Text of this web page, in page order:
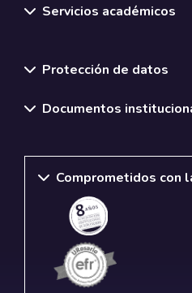
Servicios académicos
Protección de datos
Documentos
Comprometidos con